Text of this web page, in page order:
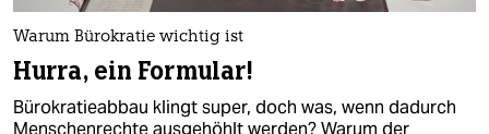
Warum Bürokratie wichtig ist
Hurra, ein Formular!
Bürokratieabbau klingt super, doch was, wenn dadurch